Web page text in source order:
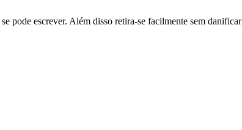
pode escrever. Além disso retira-se facilmente sem